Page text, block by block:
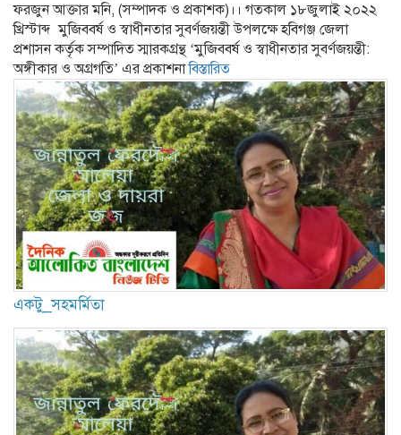
ফরজুন আক্তার মনি, (সম্পাদক ও প্রকাশক)।। গতকাল ১৮জুলাই ২০২২
খ্রিস্টাব্দ মুজিববর্ষ ও স্বাধীনতার সুবর্ণজয়ন্তী উপলক্ষে হবিগঞ্জ জেলা
প্রশাসন কর্তৃক সম্পাদিত স্মারকগ্রন্থ ‘মুজিববর্ষ ও স্বাধীনতার সুবর্ণজয়ন্তী:
অঙ্গীকার ও অগ্রগতি’ এর প্রকাশনাবিস্তারিত
একটু_সহমর্মিতা